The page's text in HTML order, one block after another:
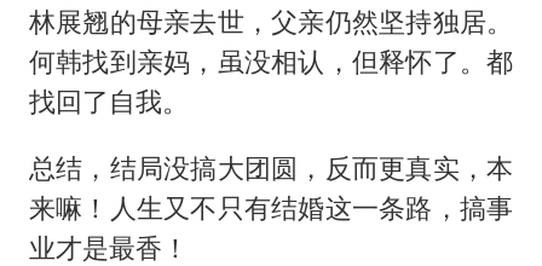
林展翘的母亲去世，父亲仍然坚持独居。
何韩找到亲妈，虽没相认，但释怀了。都
找回了自我。
总结，结局没搞大团圆，反而更真实，本
来嘛！人生又不只有结婚这一条路，搞事
业才是最香！